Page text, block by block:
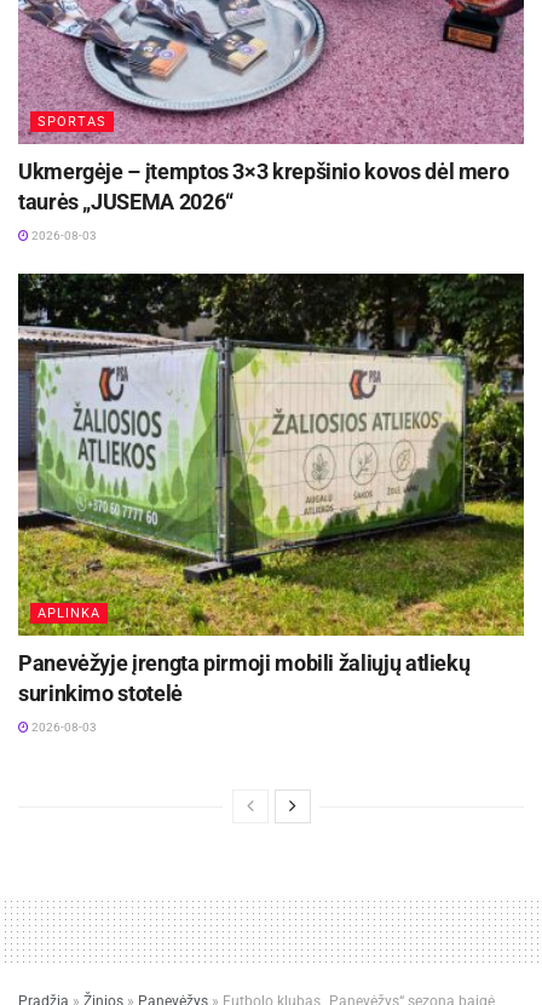
SPORTAS
Ukmergėje – įtemptos 3×3 krepšinio kovos dėl mero
taurės „JUSEMA 2026“
2026-08-03
APLINKA
Panevėžyje įrengta pirmoji mobili žaliųjų atliekų
surinkimo stotelė
2026-08-03
Pradžia » Žinios » Panevėžys » Futbolo klubas „Panevėžys“ sezoną baigė